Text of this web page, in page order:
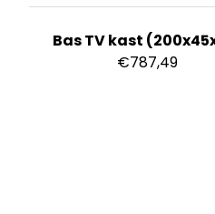
Bas TV kast
€787,49